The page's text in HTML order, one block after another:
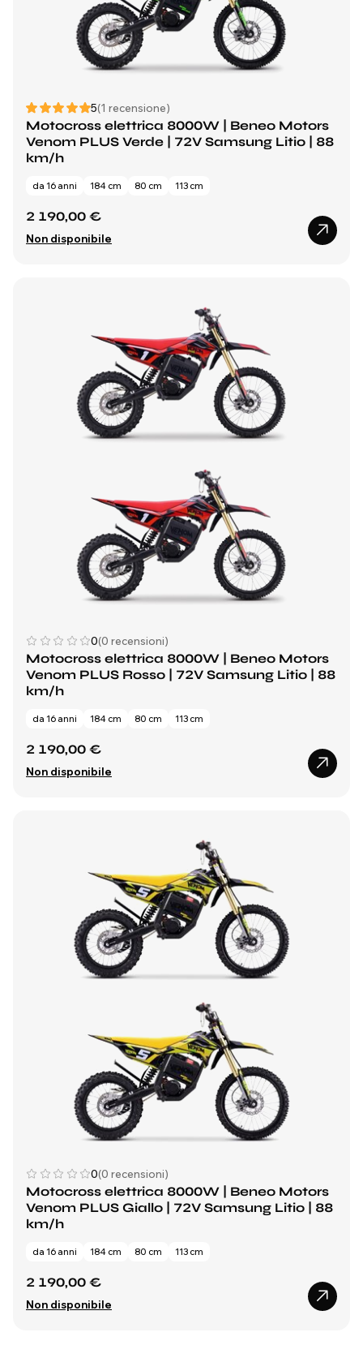
5(1 recensione)
Motocross elettrica 8000W | Beneo Motors
Venom PLUS Verde | 72V Samsung Litio | 88
km/h
da 16 anni 184 cm 80 cm 113 cm
2 190,00 €
Non disponibile
0(0 recensioni)
Motocross elettrica 8000W | Beneo Motors
Venom PLUS Rosso | 72V Samsung Litio | 88
km/h
da 16 anni 184 cm 80 cm 113 cm
2 190,00 €
Non disponibile
0(0 recensioni)
Motocross elettrica 8000W | Beneo Motors
Venom PLUS Giallo | 72V Samsung Litio | 88
km/h
da 16 anni 184 cm 80 cm 113 cm
2 190,00 €
Non disponibile